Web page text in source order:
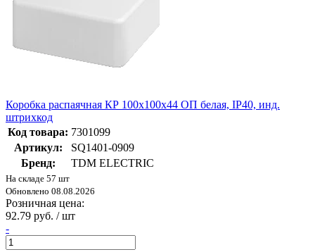
Коробка распаячная КР 100х100х44 ОП белая, IP40, инд.
штрихкод
Код товара: 7301099
Артикул:
SQ1401-0909
Бренд:
TDM ELECTRIC
На складе 57 шт
Обновлено 08.08.2026
Розничная цена:
92.79 руб. / шт
-